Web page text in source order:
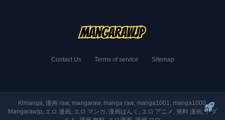
Contact Us Terms of service Sitemap
Klmanga, 漫画 raw, mangaraw, manga raw, manga1001, manga1000,
Mangarawjp, エロ 漫画, エロ マンガ, 漫画ばんく, エロ アニメ, 無料 漫画, アダ